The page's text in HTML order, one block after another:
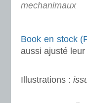
mechanimaux
Book en stock
aussi ajusté leur
Illustrations :